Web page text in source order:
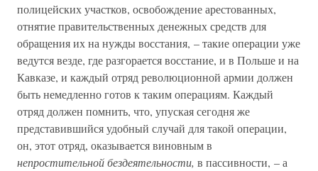
полицейских участков, освобождение арестованных,
отнятие правительственных денежных средств для
обращения их на нужды восстания, – такие операции уже
ведутся везде, где разгорается восстание, и в Польше и на
Кавказе, и каждый отряд революционной армии должен
быть немедленно готов к таким операциям. Каждый
отряд должен помнить, что, упуская сегодня же
представившийся удобный случай для такой операции,
он, этот отряд, оказывается виновным в
непростительной бездеятельности, в пассивности, – а